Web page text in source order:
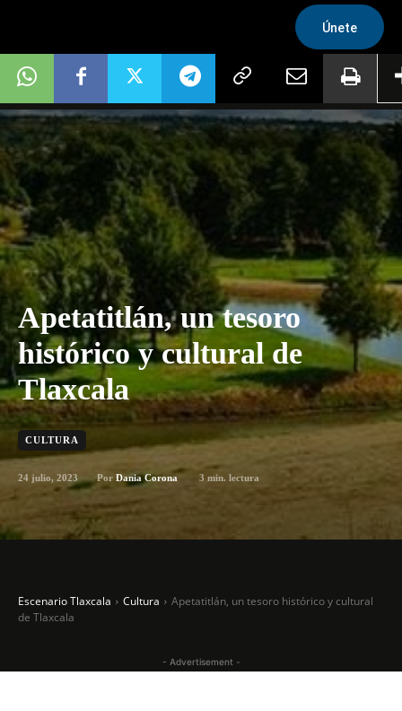
Únete
Apetatitlán, un tesoro
histórico y cultural de
Tlaxcala
CULTURA
24 julio, 2023 Por Dania Corona 3 min. lectura
Escenario Tlaxcala Cultura
Apetatitlán, un tesoro histórico y cultural
de Tlaxcala
- Advertisement -